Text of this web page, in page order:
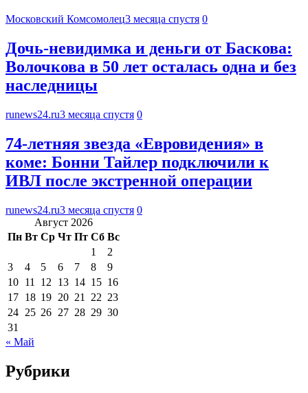
Московский Комсомолец3 месяца спустя 0
Дочь-невидимка и деньги от Баскова:
Волочкова в 50 лет осталась одна и без
наследницы
runews24.ru3 месяца спустя 0
74-летняя звезда «Евровидения» в
коме: Бонни Тайлер подключили к
ИВЛ после экстренной операции
runews24.ru3 месяца спустя 0
Август 2026
Пн Вт Ср Чт Пт Сб Вс
1
2
3
4 5 6 7 8
9
10 11 12 13 14 15 16
17 18 19 20 21 22 23
24 25 26 27 28 29 30
31
« Май
Рубрики